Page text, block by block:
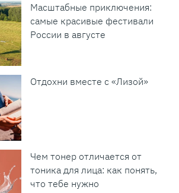
Масштабные приключения:
самые красивые фестивали
России в августе
Отдохни вместе с «Лизой»
Чем тонер отличается от
тоника для лица: как понять,
что тебе нужно